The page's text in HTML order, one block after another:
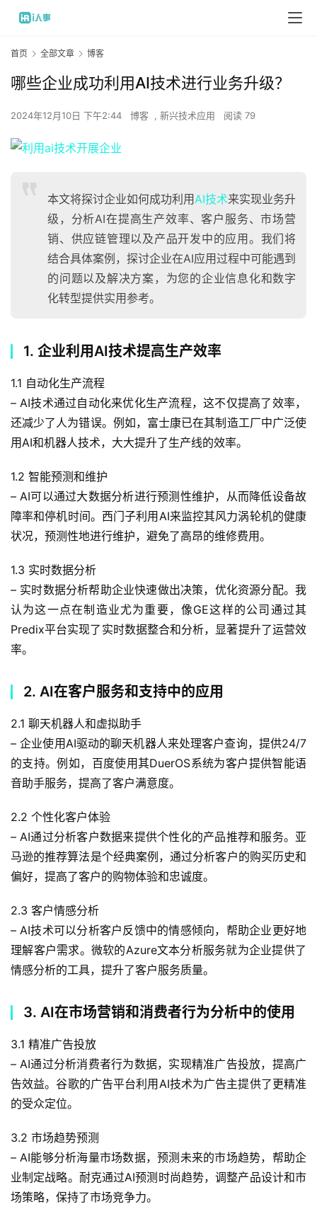
首页 全部文章 博客
哪些企业成功利用AI技术进行业务升级？
2024年12月10日 下午2:44 博客 , 新兴技术应用 阅读 79
本文将探讨企业如何成功利用AI技术来实现业务升
级，分析AI在提高生产效率、客户服务、市场营
销、供应链管理以及产品开发中的应用。我们将
结合具体案例，探讨企业在AI应用过程中可能遇到
的问题以及解决方案，为您的企业信息化和数字
化转型提供实用参考。
1. 企业利用AI技术提高生产效率
1.1 自动化生产流程
– AI技术通过自动化来优化生产流程，这不仅提高了效率，
还减少了人为错误。例如，富士康已在其制造工厂中广泛使
用AI和机器人技术，大大提升了生产线的效率。
1.2 智能预测和维护
– AI可以通过大数据分析进行预测性维护，从而降低设备故
障率和停机时间。西门子利用AI来监控其风力涡轮机的健康
状况，预测性地进行维护，避免了高昂的维修费用。
1.3 实时数据分析
– 实时数据分析帮助企业快速做出决策，优化资源分配。我
认为这一点在制造业尤为重要，像GE这样的公司通过其
Predix平台实现了实时数据整合和分析，显著提升了运营效
率。
2. AI在客户服务和支持中的应用
2.1 聊天机器人和虚拟助手
– 企业使用AI驱动的聊天机器人来处理客户查询，提供24/7
的支持。例如，百度使用其DuerOS系统为客户提供智能语
音助手服务，提高了客户满意度。
2.2 个性化客户体验
– AI通过分析客户数据来提供个性化的产品推荐和服务。亚
马逊的推荐算法是个经典案例，通过分析客户的购买历史和
偏好，提高了客户的购物体验和忠诚度。
2.3 客户情感分析
– AI技术可以分析客户反馈中的情感倾向，帮助企业更好地
理解客户需求。微软的Azure文本分析服务就为企业提供了
情感分析的工具，提升了客户服务质量。
3. AI在市场营销和消费者行为分析中的使用
3.1 精准广告投放
– AI通过分析消费者行为数据，实现精准广告投放，提高广
告效益。谷歌的广告平台利用AI技术为广告主提供了更精准
的受众定位。
3.2 市场趋势预测
– AI能够分析海量市场数据，预测未来的市场趋势，帮助企
业制定战略。耐克通过AI预测时尚趋势，调整产品设计和市
场策略，保持了市场竞争力。